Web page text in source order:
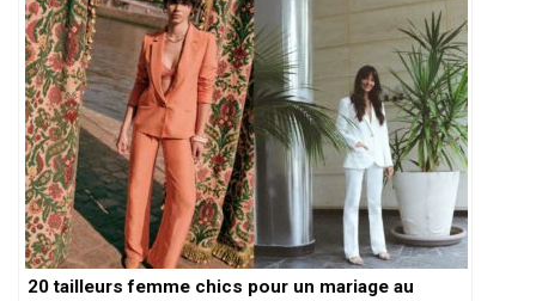
20 tailleurs femme chics pour un mariage au